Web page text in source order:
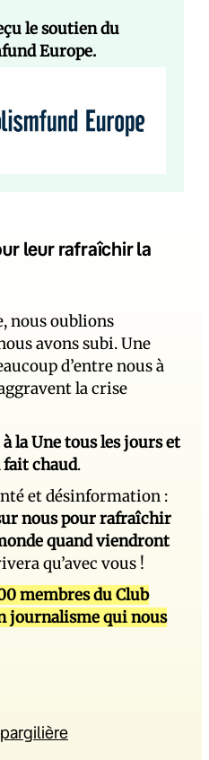
le soutien du
Europe.
leur rafraîchir la
nous oublions
avons subi. Une
d’entre nous à
la crise
à la Une tous les jours et
fait chaud.
et désinformation :
nous pour rafraîchir
quand viendront
qu’avec vous !
membres du Club
journalisme qui nous